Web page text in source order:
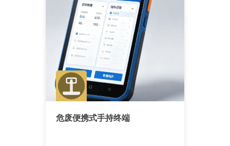
危废便携式手持终端